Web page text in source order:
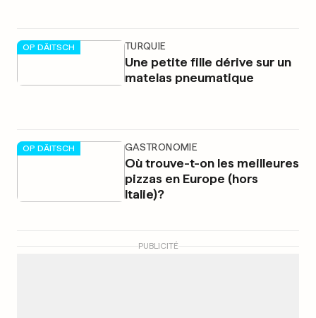
OP DÄITSCH TURQUIE
Une petite fille dérive sur un
matelas pneumatique
OP DÄITSCH GASTRONOMIE
Où trouve-t-on les meilleures
pizzas en Europe (hors
Italie)?
PUBLICITÉ